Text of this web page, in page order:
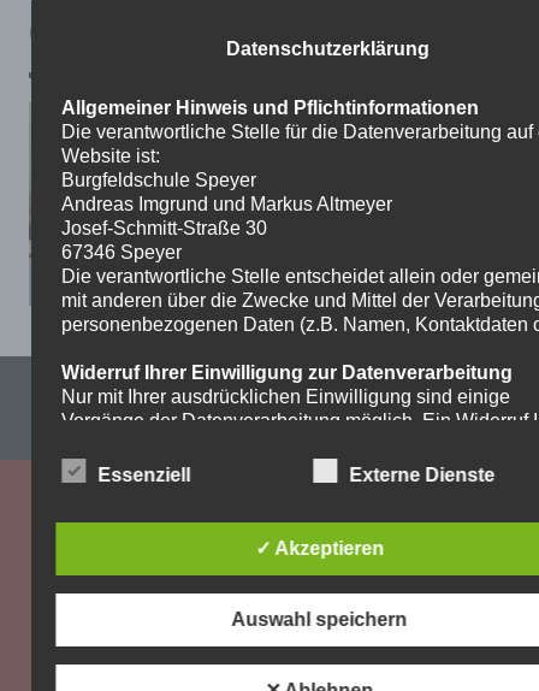
GRUPPE1
Impressum & Datenschutzerklärung
Datenschutzerklärung
Allgemeiner Hinweis und Pflichtinformationen
Die verantwortliche Stelle für die Datenverarbeitung auf
Website ist:
Burgfeldschule Speyer
Andreas Imgrund und Markus Altmeyer
Josef-Schmitt-Straße 30
67346 Speyer
Die verantwortliche Stelle entscheidet allein oder
mit anderen über die Zwecke und Mittel der
personenbezogenen Daten (z.B. Namen, Kontaktdaten
Widerruf Ihrer Einwilligung zur Datenverarbeitung
Nur mit Ihrer ausdrücklichen Einwilligung sind einige
Vorgänge der Datenverarbeitung möglich. Ein Widerruf
Widerruf genügt eine formlose Mitteilung per E-Mail. Die
Recht auf Beschwerde bei der zuständigen
Aufsichtsbehörde
Als Betroffener steht Ihnen im Falle eines
der zuständigen Aufsichtsbehörde zu. Zuständige
Aufsichtsbehörde bezüglich datenschutzrechtlicher
Essenziell Externe Dienste
✓ Akzeptieren
Auswahl speichern